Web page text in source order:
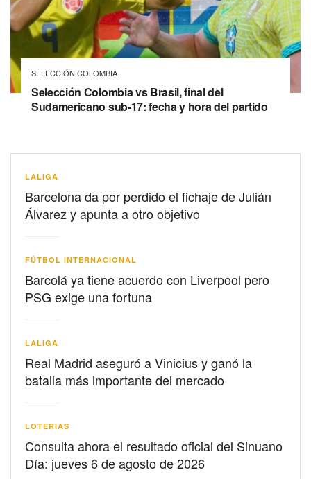
SELECCIÓN COLOMBIA
Selección Colombia vs Brasil, final del
Sudamericano sub-17: fecha y hora del partido
LALIGA
Barcelona da por perdido el fichaje de Julián
Álvarez y apunta a otro objetivo
FÚTBOL INTERNACIONAL
Barcolá ya tiene acuerdo con Liverpool pero
PSG exige una fortuna
LALIGA
Real Madrid aseguró a Vinicius y ganó la
batalla más importante del mercado
LOTERIAS
Consulta ahora el resultado oficial del Sinuano
Día: jueves 6 de agosto de 2026